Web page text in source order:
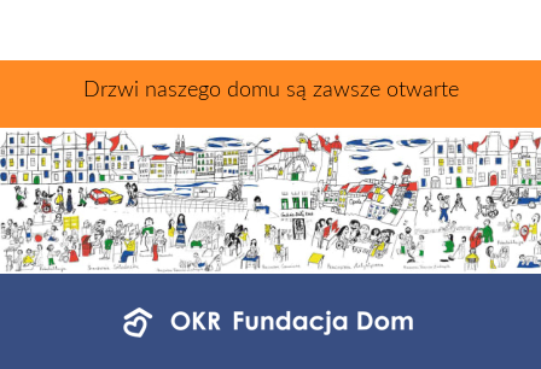
Drzwi naszego domu są zawsze otwarte